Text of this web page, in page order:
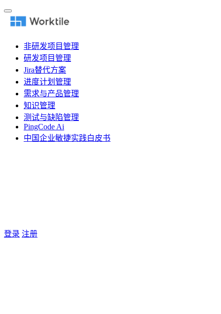
非研发项目管理
研发项目管理
Jira替代方案
进度计划管理
需求与产品管理
知识管理
测试与缺陷管理
PingCode Ai
中国企业敏捷实践白皮书
登录 注册